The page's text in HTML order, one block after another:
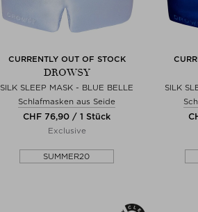
CURRENTLY OUT OF STOCK
DROWSY
SILK SLEEP MASK - BLUE BELLE
Schlafmasken aus Seide
CHF 76,90 / 1 Stück
Exclusive
SUMMER20
SILK